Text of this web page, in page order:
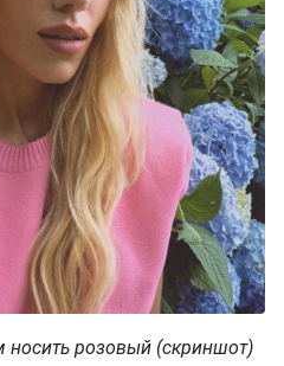
носить розовый (скриншот)